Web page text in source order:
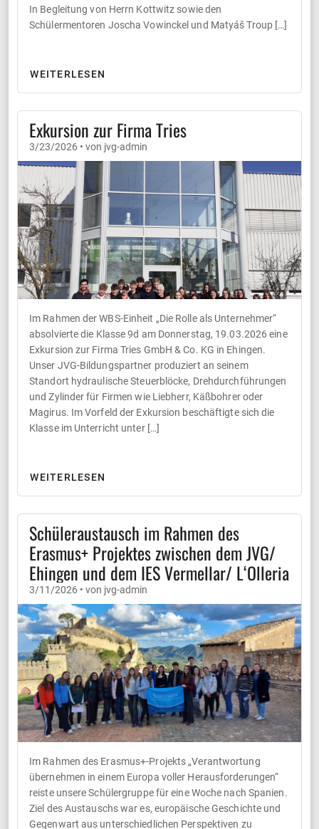
In Begleitung von Herrn Kottwitz sowie den
Schülermentoren Joscha Vowinckel und Matyáš Troup […]
WEITERLESEN
Exkursion zur Firma Tries
3/23/2026 • von jvg-admin
Im Rahmen der WBS-Einheit „Die Rolle als Unternehmer“
absolvierte die Klasse 9d am Donnerstag, 19.03.2026 eine
Exkursion zur Firma Tries GmbH & Co. KG in Ehingen.
Unser JVG-Bildungspartner produziert an seinem
Standort hydraulische Steuerblöcke, Drehdurchführungen
und Zylinder für Firmen wie Liebherr, Käßbohrer oder
Magirus. Im Vorfeld der Exkursion beschäftigte sich die
Klasse im Unterricht unter […]
WEITERLESEN
Schüleraustausch im Rahmen des
Erasmus+ Projektes zwischen dem JVG/
Ehingen und dem IES Vermellar/ L‘Olleria
3/11/2026 • von jvg-admin
Im Rahmen des Erasmus+-Projekts „Verantwortung
übernehmen in einem Europa voller Herausforderungen“
reiste unsere Schülergruppe für eine Woche nach Spanien.
Ziel des Austauschs war es, europäische Geschichte und
Gegenwart aus unterschiedlichen Perspektiven zu